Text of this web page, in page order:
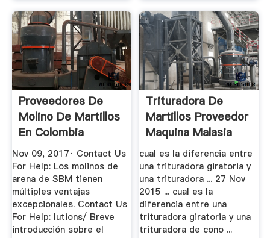
Proveedores De
Molino De Martillos
En Colombia
YouTube
Nov 09, 2017· Contact Us
For Help: Los molinos de
arena de SBM tienen
múltiples ventajas
excepcionales. Contact Us
For Help: lutions/ Breve
introducción sobre el
Trituradora De
Martillos Proveedor
Maquina Malasia
cual es la diferencia entre
una trituradora giratoria y
una trituradora ... 27 Nov
2015 ... cual es la
diferencia entre una
trituradora giratoria y una
trituradora de cono ...